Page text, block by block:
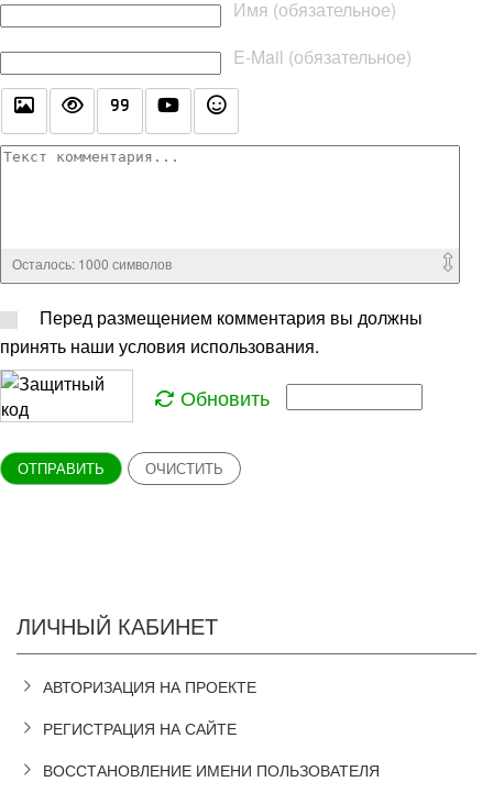
Имя (обязательное)
E-Mail (обязательное)
Текст комментария
Осталось: 1000 символов
Перед размещением комментария вы должны
принять наши условия использования.
Обновить
ОТПРАВИТЬ ОЧИСТИТЬ
ЛИЧНЫЙ КАБИНЕТ
АВТОРИЗАЦИЯ НА ПРОЕКТЕ
РЕГИСТРАЦИЯ НА САЙТЕ
ВОССТАНОВЛЕНИЕ ИМЕНИ ПОЛЬЗОВАТЕЛЯ